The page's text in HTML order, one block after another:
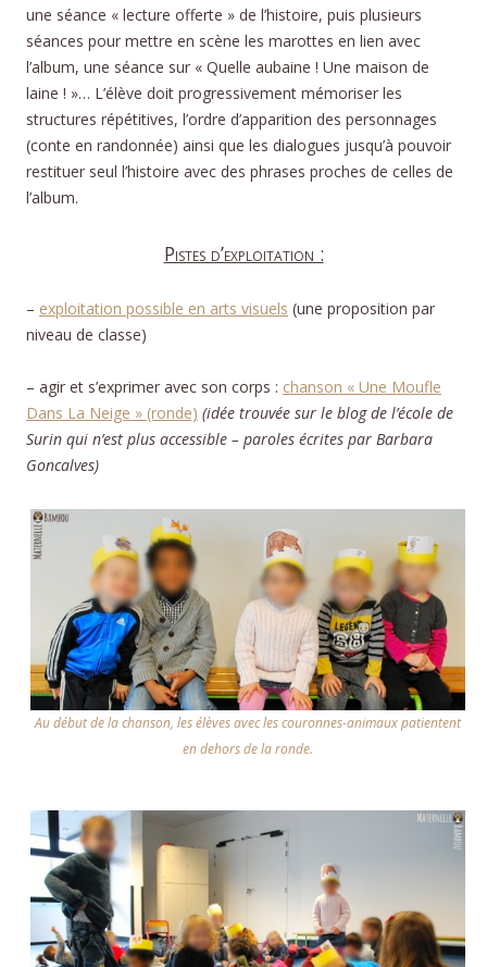
une séance « lecture offerte » de l’histoire, puis plusieurs
séances pour mettre en scène les marottes en lien avec
l’album, une séance sur « Quelle aubaine ! Une maison de
laine ! »… L’élève doit progressivement mémoriser les
structures répétitives, l’ordre d’apparition des personnages
(conte en randonnée) ainsi que les dialogues jusqu’à pouvoir
restituer seul l’histoire avec des phrases proches de celles de
l’album.
Pistes d’exploitation :
– exploitation possible en arts visuels (une proposition par
niveau de classe)
– agir et s’exprimer avec son corps : chanson « Une Moufle
Dans La Neige » (ronde) (idée trouvée sur le blog de l’école de
Surin qui n’est plus accessible – paroles écrites par Barbara
Goncalves)
Au début de la chanson, les élèves avec les couronnes-animaux patientent
en dehors de la ronde.